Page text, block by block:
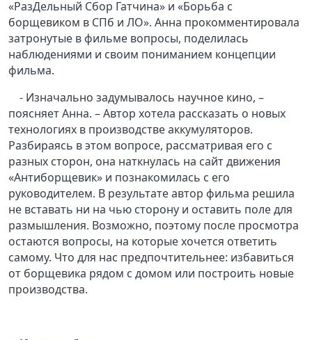
«РазДельный Сбор Гатчина» и «Борьба с
борщевиком в СПб и ЛО». Анна прокомментировала
затронутые в фильме вопросы, поделилась
наблюдениями и своим пониманием концепции
фильма.
- Изначально задумывалось научное кино, –
поясняет Анна. – Автор хотела рассказать о новых
технологиях в производстве аккумуляторов.
Разбираясь в этом вопросе, рассматривая его с
разных сторон, она наткнулась на сайт движения
«Антиборщевик» и познакомилась с его
руководителем. В результате автор фильма решила
не вставать ни на чью сторону и оставить поле для
размышления. Возможно, поэтому после просмотра
остаются вопросы, на которые хочется ответить
самому. Что для нас предпочтительнее: избавиться
от борщевика рядом с домом или построить новые
производства.